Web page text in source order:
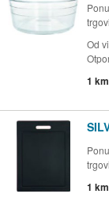
Od
1 km
1 km